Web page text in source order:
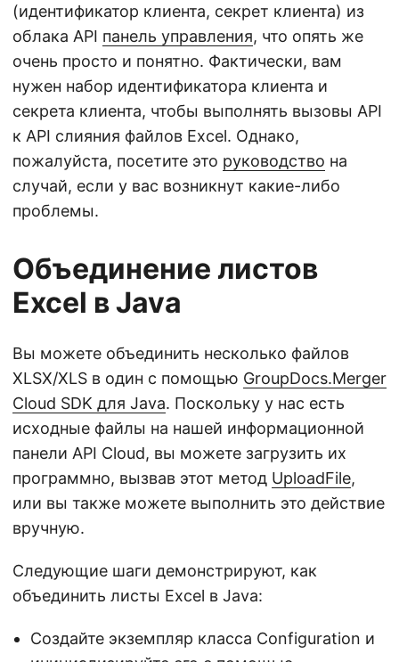
(идентификатор клиента, секрет клиента) из
облака API панель управления, что опять же
очень просто и понятно. Фактически, вам
нужен набор идентификатора клиента и
секрета клиента, чтобы выполнять вызовы API
к API слияния файлов Excel. Однако,
пожалуйста, посетите это руководство на
случай, если у вас возникнут какие-либо
проблемы.
Объединение листов
Excel в Java
Вы можете объединить несколько файлов
XLSX/XLS в один с помощью GroupDocs.Merger
Cloud SDK для Java. Поскольку у нас есть
исходные файлы на нашей информационной
панели API Cloud, вы можете загрузить их
программно, вызвав этот метод UploadFile,
или вы также можете выполнить это действие
вручную.
Следующие шаги демонстрируют, как
объединить листы Excel в Java:
Создайте экземпляр класса Configuration и